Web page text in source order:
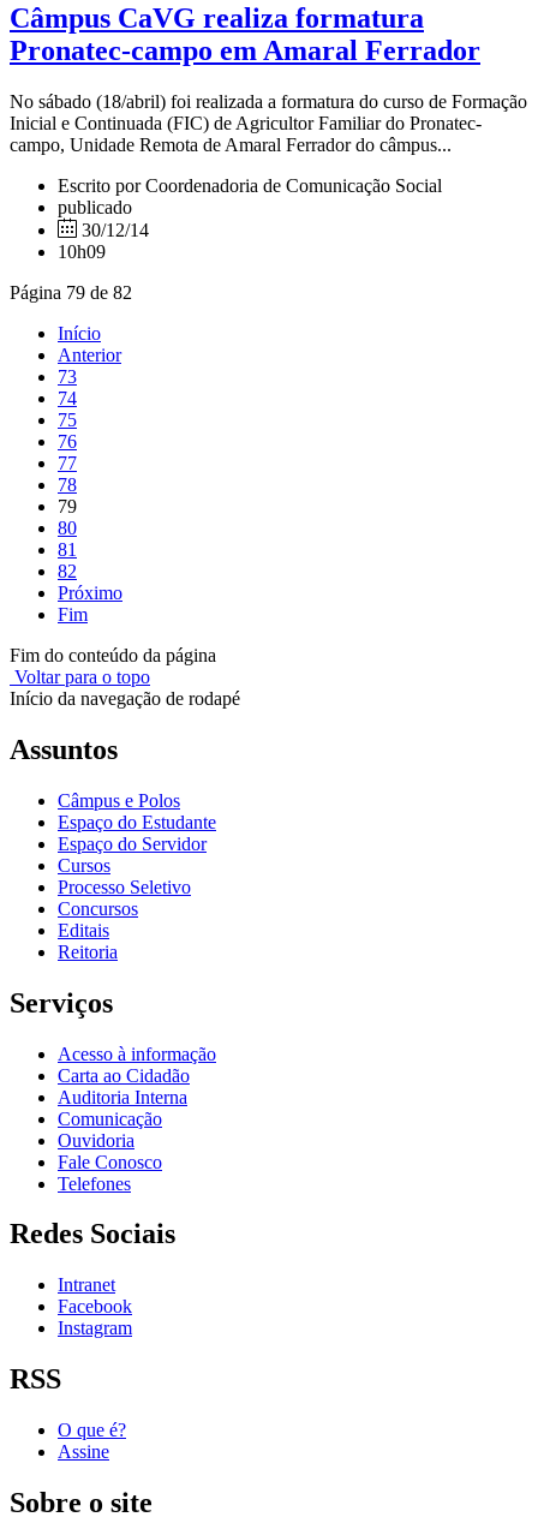
Câmpus CaVG realiza formatura
Pronatec-campo em Amaral Ferrador
No sábado (18/abril) foi realizada a formatura do curso de Formação
Inicial e Continuada (FIC) de Agricultor Familiar do Pronatec-
campo, Unidade Remota de Amaral Ferrador do câmpus...
Escrito por Coordenadoria de Comunicação Social
publicado
30/12/14
10h09
Página 79 de 82
Início
Anterior
73
74
75
76
77
78
79
80
81
82
Próximo
Fim
Fim do conteúdo da página
Voltar para o topo
Início da navegação de rodapé
Assuntos
Câmpus e Polos
Espaço do Estudante
Espaço do Servidor
Cursos
Processo Seletivo
Concursos
Editais
Reitoria
Serviços
Acesso à informação
Carta ao Cidadão
Auditoria Interna
Comunicação
Ouvidoria
Fale Conosco
Telefones
Redes Sociais
Intranet
Facebook
Instagram
RSS
O que é?
Assine
Sobre o site